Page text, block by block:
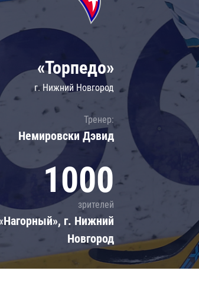
Локомотив
Северсталь
Шанхайские Драконы
«Торпедо»
г. Нижний Новгород
Тренер:
Немировски Дэвид
1000
зрителей
г. Нижний
Новгород